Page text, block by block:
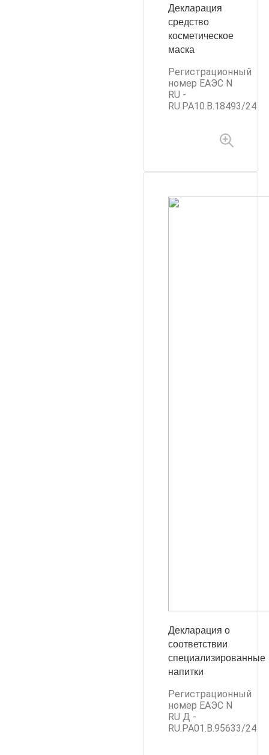
Декларация
средство
косметическое
маска
Регистрационный
номер ЕАЭС N
RU -
RU.PA10.B.18493/24
Декларация о
соответствии
специализированные
напитки
Регистрационный
номер ЕАЭС N
RU Д -
RU.PA01.B.95633/24